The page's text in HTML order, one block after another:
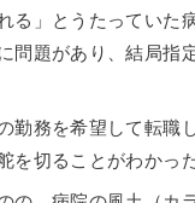
る」とうたっていた
問題があり、結局指
勤務を希望して転職
を切ることがわかっ